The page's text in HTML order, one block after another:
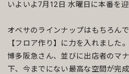
いよいよ7月12日 水曜日に本番を迎
オベサのラインナップはもちろん
【フロア作り】に力を入れました。
博多阪急さん、並びに出店者のマ
下、今までにない最高な空間が完